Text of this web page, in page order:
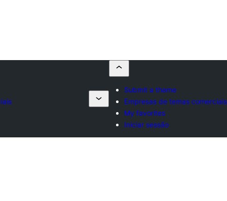
Submit a theme
Empresas de temas comerciais
My favorites
Iniciar sessão